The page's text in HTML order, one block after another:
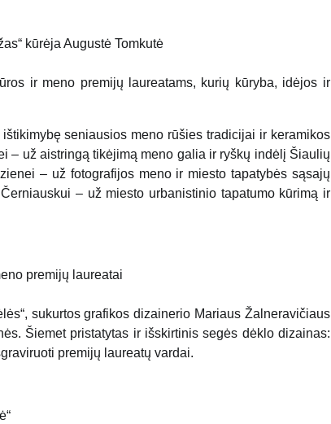
kūrėja Augustė Tomkutė
ir meno premijų laureatams, kurių kūryba, idėjos ir
seniausios meno rūšies tradicijai ir keramikos
– už aistringą tikėjimą meno galia ir ryškų indėlį Šiaulių
– už fotografijos meno ir miesto tapatybės sąsajų
– už miesto urbanistinio tapatumo kūrimą ir
premijų laureatai
sukurtos grafikos dizainerio Mariaus Žalneravičiaus
Šiemet pristatytas ir išskirtinis segės dėklo dizainas:
premijų laureatų vardai.